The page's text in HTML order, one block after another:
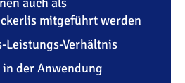
mitgeführt werden
Leistungs-Verhältnis
der Anwendung